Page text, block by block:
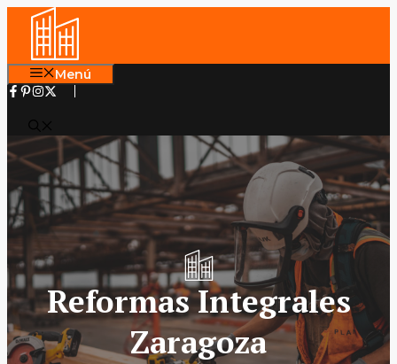
Saltar
contenido
Menú
Reformas Integrales
Zaragoza